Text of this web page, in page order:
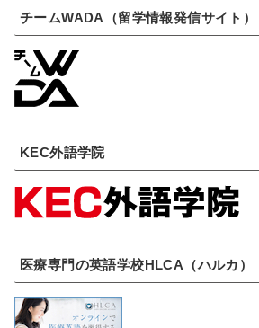
チームWADA（留学情報発信サイト）
KEC外語学院
医療専門の英語学校HLCA（ハルカ）